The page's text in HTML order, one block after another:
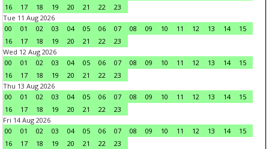
16
17 18 19 20 21 22
23
Tue 11 Aug 2026
00
01 02 03 04 05 06 07 08 09 10 11 12 13 14
15
16
17 18 19 20 21 22
23
Wed 12 Aug 2026
00
01 02 03 04 05 06 07 08 09 10 11 12 13 14
15
16
17 18 19 20 21 22
23
Thu 13 Aug 2026
00
01 02 03 04 05 06 07 08 09 10 11 12 13 14
15
16
17 18 19 20 21 22
23
Fri 14 Aug 2026
00
01 02 03 04 05 06 07 08 09 10 11 12 13 14
15
16
17 18 19 20 21 22
23